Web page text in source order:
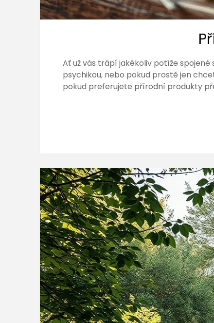
Ať už vás trápí jakékoliv potíže
psychikou, nebo pokud prostě jen
pokud preferujete přírodní produkty